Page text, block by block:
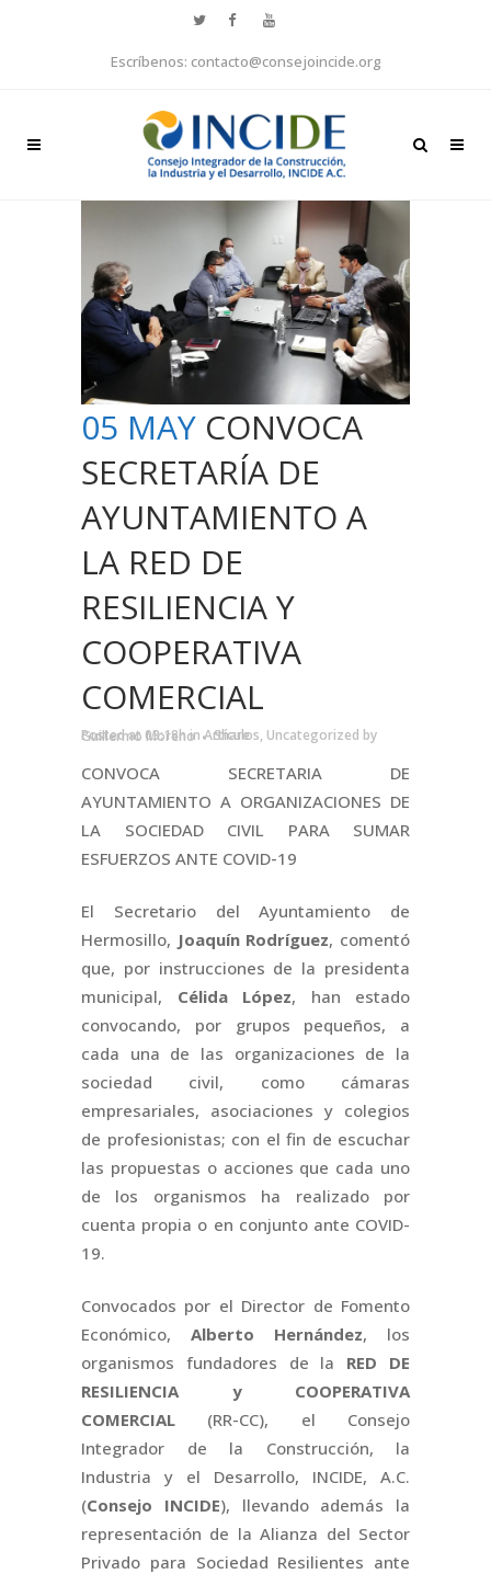
Escríbenos: contacto@consejoincide.org
05 MAY CONVOCA
SECRETARÍA DE
AYUNTAMIENTO A
LA RED DE
RESILIENCIA Y
COOPERATIVA
COMERCIAL
Posted at 03:18hinArtículos, Uncategorized by
Guillermo Moreno Share
CONVOCA SECRETARIA DE
AYUNTAMIENTO A ORGANIZACIONES DE
LA SOCIEDAD CIVIL PARA SUMAR
ESFUERZOS ANTE COVID-19
El Secretario del Ayuntamiento de
Hermosillo, Joaquín Rodríguez, comentó
que, por instrucciones de la presidenta
municipal, Célida López, han estado
convocando, por grupos pequeños, a
cada una de las organizaciones de la
sociedad civil, como cámaras
empresariales, asociaciones y colegios
de profesionistas; con el fin de escuchar
las propuestas o acciones que cada uno
de los organismos ha realizado por
cuenta propia o en conjunto ante COVID-
19.
Convocados por el Director de Fomento
Económico, Alberto Hernández, los
organismos fundadores de la RED DE
RESILIENCIA y COOPERATIVA
COMERCIAL (RR-CC), el Consejo
Integrador de la Construcción, la
Industria y el Desarrollo, INCIDE, A.C.
(Consejo INCIDE), llevando además la
representación de la Alianza del Sector
Privado para Sociedad Resilientes ante